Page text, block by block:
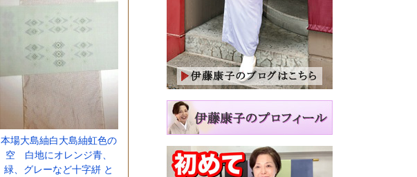
本場大島紬白大島紬虹色の
空 白地にオレンジ青、
緑、グレーなど十字絣 と